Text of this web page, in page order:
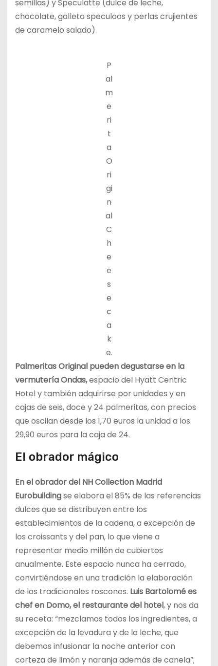
semillas) y Speculatte (dulce de leche,
chocolate, galleta speculoos y perlas crujientes
de caramelo salado).
P
al
m
e
ri
t
a
O
ri
gi
n
al
C
h
e
e
s
e
c
a
k
e.
Palmeritas Original pueden degustarse en la
vermutería Ondas,espacio del Hyatt Centric
Hotel y también adquirirse por unidades y en
cajas de seis, doce y 24 palmeritas, con precios
que oscilan desde los 1,70 euros la unidad a los
29,90 euros para la caja de 24.
El obrador mágico
En el obrador del NH Collection Madrid
Eurobuildingse elabora el 85% de las referencias
dulces que se distribuyen entre los
establecimientos de la cadena, a excepción de
los croissants y del pan, lo que viene a
representar medio millón de cubiertos
anualmente. Este espacio nunca ha cerrado,
convirtiéndose en una tradición la elaboración
de los tradicionales roscones. Luis Bartolomé es
chef en Domo, el restaurante del hotel, y nos da
su receta: “mezclamos todos los ingredientes, a
excepción de la levadura y de la leche, que
debemos infusionar la noche anterior con
corteza de limón y naranja además de canela”;